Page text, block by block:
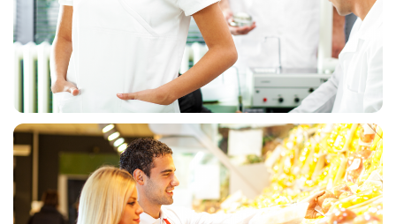
MEDICINSKE UNIFORME